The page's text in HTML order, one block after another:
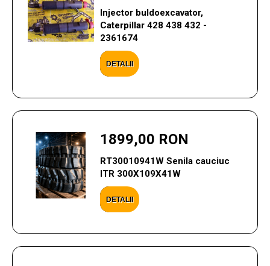
Injector buldoexcavator,
Caterpillar 428 438 432 -
2361674
DETALII
1899,00 RON
RT30010941W Senila cauciuc
ITR 300X109X41W
DETALII